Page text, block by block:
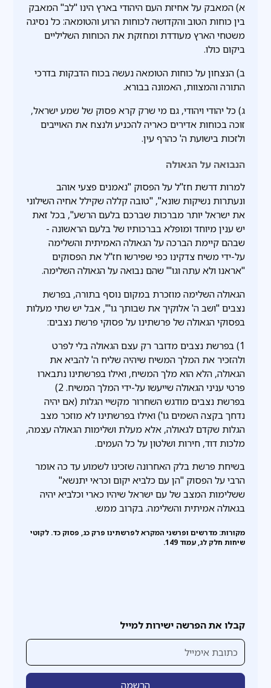
קבלו את הפרשה ישירות למייל
א) המאבק על אחיזת העם היהודי בארץ הינו "לב" המאבק
בין כוחות הטוב והקדושה לכוחות הרוע והטומאה: כל נסיגה
משטחי הארץ מעודדת ומחזקת את הכוחות השליליים
ביקום כולו.
ב) הנצחון על כוחות הטומאה נעשה בכוח הדבקות בדרכי
התורה והמצוות, האמונה בבורא.
ג) כל יהודי ויהודי, גם מי שרק קרא פסוק של שמע ישראל,
זוכה בכוחות אדירים כאריה להכניע ולנצח את האוייבים
ולזכות בישועת ה' כהרף עין.
הנבואה על הגאולה
למרות דרשת חז"ל על הפסוק "נאמנים פצעי אוהב
ונעתרות נשיקות שונא", "טובה קללה שקילל אחיה השילוני
את ישראל יותר מברכות שברכם בלעם הרשע", בכל זאת
יש ענין מיוחד ומופלא בברכותיו של בלעם הראשונה -
שבהם קיימת הברכה על הגאולה האמיתית והשלימה
על-ידי משיח צדקינו כפי שפירשו חז"ל את הפסוקים
"אראנו ולא עתה וגו'" שהם נבואה על הגאולה השלימה.
הגאולה השלימה מוזכרת במקום נוסף בתורה, בפרשת
נצבים "ושב ה' אלוקיך את שבותך גו'", אבל יש שתי מעלות
בפסוקי הגאולה של פרשתינו על פסוקי פרשת נצבים:
1) בפרשת נצבים מדובר רק עצם הגאולה בלי לפרט
ולהזכיר את המלך המשיח שיהיה שליח ה' להביא את
הגאולה, הלא הוא מלך המשיח, ואילו בפרשתינו נתבארו
פרטי עניני הגאולה שייעשו על-ידי המלך המשיח. 2)
בפרשת נצבים מודגש השחרור מקשיי הגלות (אם יהיה
נדחך בקצה השמים גו') ואילו בפרשתינו לא מוזכר מצב
הגלות שקדם לגאולה, אלא מעלת ושלימות הגאולה עצמה,
מלכות דוד, חירות ושלטון על כל העמים.
בשיחת פרשת בלק האחרונה שזכינו לשמוע עד כה אומר
הרבי על הפסוק "הן עם כלביא יקום וכראי יתנשא"
ששלימות המצב של עם ישראל שיהיו כארי וכלביא יהיה
בגאולה אמיתית והשלימה. בקרוב ממש.
מקורות: מדרשים ופרשני המקרא לפרשתינו פרק כג, פסוק כד. לקוטי
שיחות חלק לג, עמוד 149.